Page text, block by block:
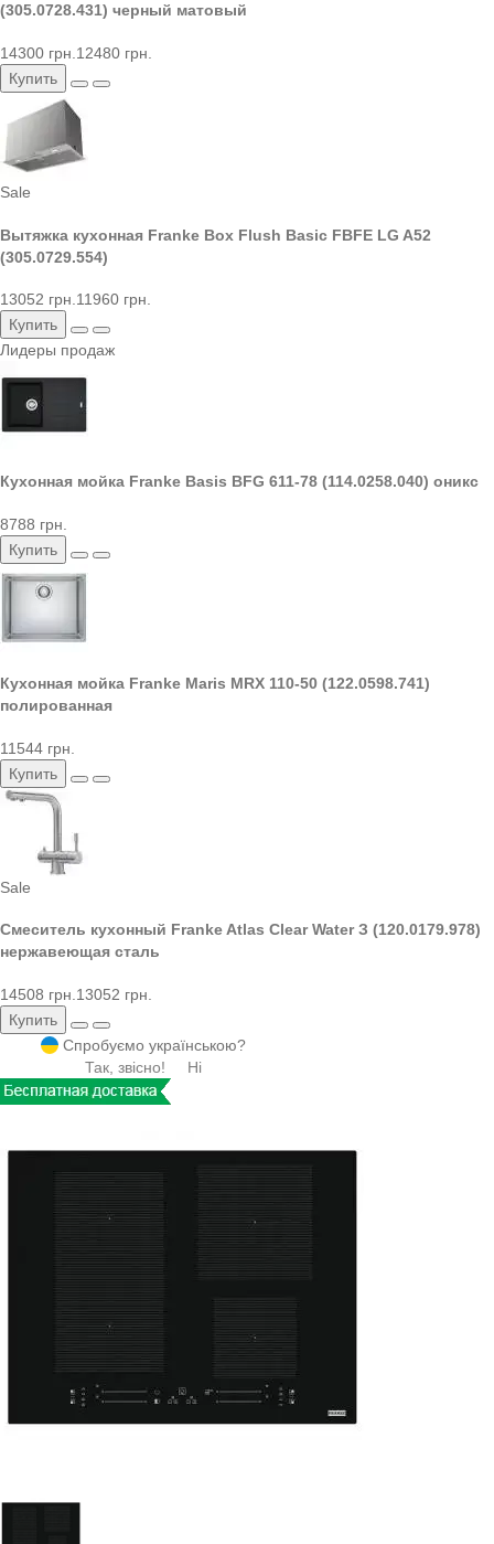
(305.0728.431) черный матовый
14300 грн. 12480 грн.
Купить
Sale
Вытяжка кухонная Franke Box Flush Basic FBFE LG A52
(305.0729.554)
13052 грн.11960 грн.
Купить
Лидеры продаж
Кухонная мойка Franke Basis BFG 611-78 (114.0258.040) оникс
8788 грн.
Купить
Кухонная мойка Franke Maris MRX 110-50 (122.0598.741)
полированная
11544 грн.
Купить
Sale
Смеситель кухонный Franke Atlas Clear Water З (120.0179.978)
нержавеющая сталь
14508 грн. 13052 грн.
Купить
Спробуємо українською?
Так, звісно!
Ні